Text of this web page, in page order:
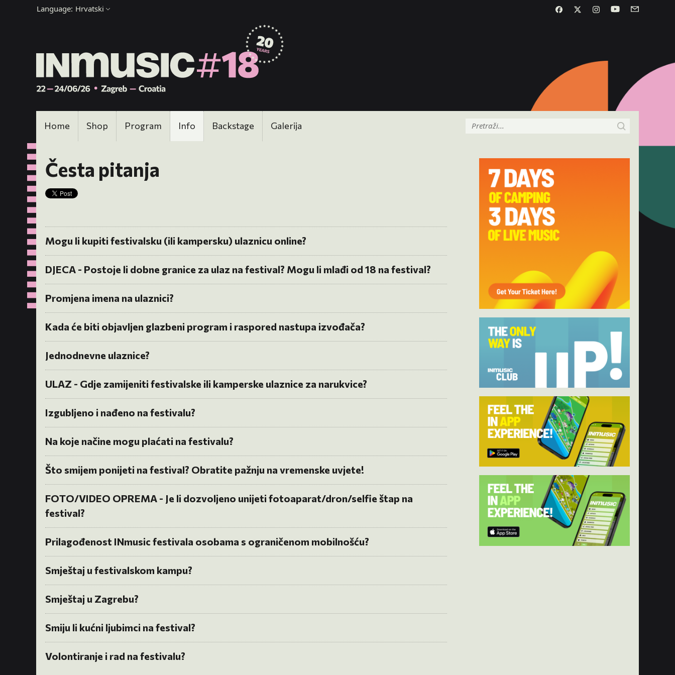
Language: Hrvatski
Home Shop Program Info Backstage Galerija
Česta pitanja
Mogu li kupiti festivalsku (ili kampersku) ulaznicu online?
DJECA - Postoje li dobne granice za ulaz na festival? Mogu li mlađi od 18 na festival?
Promjena imena na ulaznici?
Kada će biti objavljen glazbeni program i raspored nastupa izvođača?
Jednodnevne ulaznice?
ULAZ - Gdje zamijeniti festivalske ili kamperske ulaznice za narukvice?
Izgubljeno i nađeno na festivalu?
Na koje načine mogu plaćati na festivalu?
Što smijem ponijeti na festival? Obratite pažnju na vremenske uvjete!
FOTO/VIDEO OPREMA - Je li dozvoljeno unijeti fotoaparat/dron/selfie štap na
festival?
Prilagođenost INmusic festivala osobama s ograničenom mobilnošću?
Smještaj u festivalskom kampu?
Smještaj u Zagrebu?
Smiju li kućni ljubimci na festival?
Volontiranje i rad na festivalu?